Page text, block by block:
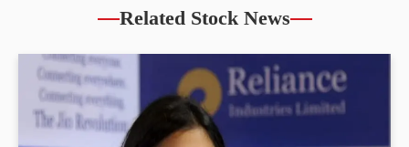
Related Stock News